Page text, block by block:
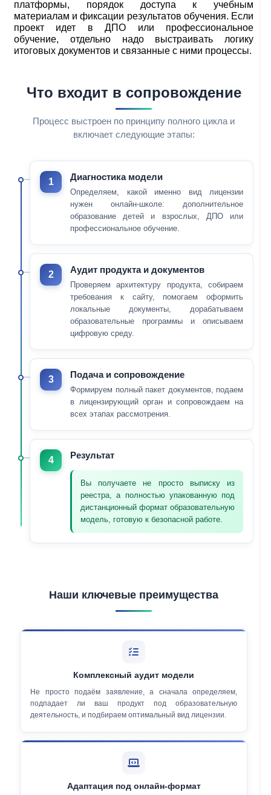
платформы, порядок доступа к учебным
материалам и фиксации результатов обучения. Если
проект идет в ДПО или профессиональное
обучение, отдельно надо выстраивать логику
итоговых документов и связанные с ними процессы.
Что входит в сопровождение
Процесс выстроен по принципу полного цикла и
включает следующие этапы:
1 Диагностика модели
Определяем, какой именно вид лицензии
нужен онлайн-школе: дополнительное
образование детей и взрослых, ДПО или
профессиональное обучение.
2 Аудит продукта и документов
Проверяем архитектуру продукта, собираем
требования к сайту, помогаем оформить
локальные документы, дорабатываем
образовательные программы и описываем
цифровую среду.
3 Подача и сопровождение
Формируем полный пакет документов, подаем
в лицензирующий орган и сопровождаем на
всех этапах рассмотрения.
4 Результат
Вы получаете не просто выписку из
реестра, а полностью упакованную под
дистанционный формат образовательную
модель, готовую к безопасной работе.
Наши ключевые преимущества
Комплексный аудит модели
Не просто подаём заявление, а сначала определяем,
подпадает ли ваш продукт под образовательную
деятельность, и подбираем оптимальный вид лицензии.
Адаптация под онлайн-формат